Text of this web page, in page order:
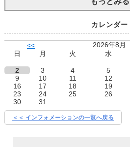
カレンダー
<<
2026年8月
日
月 火 水
2
3 4 5
9
10 11 12
16
17 18 19
23
24 25 26
30
31
＜＜ インフォメーションの一覧へ戻る